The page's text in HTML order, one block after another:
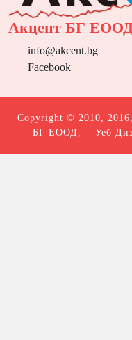
Акцент БГ
info@akcent.bg
Facebook
Copyright © 2010,
БГ ЕООД , Уеб